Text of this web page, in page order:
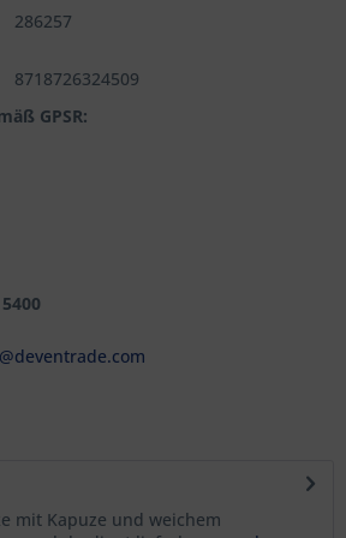
286257
8718726324509
GPSR:
mit Kapuze und weichem